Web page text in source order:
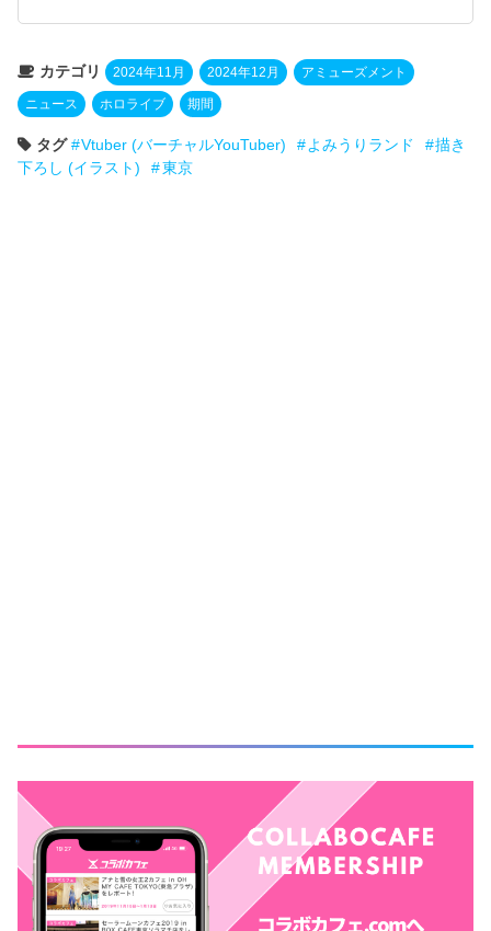
カテゴリ 2024年11月 2024年12月 アミューズメント
ニュース ホロライブ 期間
タグ Vtuber (バーチャルYouTuber) よみうりランド
描き
下ろし (イラスト)
東京